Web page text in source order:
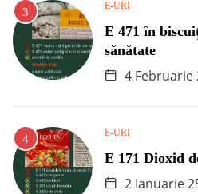
E-URI
E 471 în
sănătate
4 Februarie
E-URI
E 171 Dioxid
2 Ianuarie